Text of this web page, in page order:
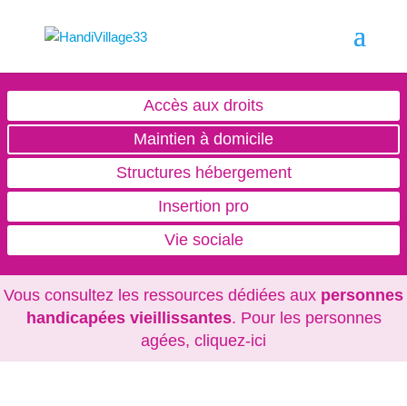
Accès aux droits
Maintien à domicile
Structures hébergement
Insertion pro
Vie sociale
Vous consultez les ressources dédiées aux personnes
handicapées vieillissantes. Pour les personnes
agées, cliquez-ici